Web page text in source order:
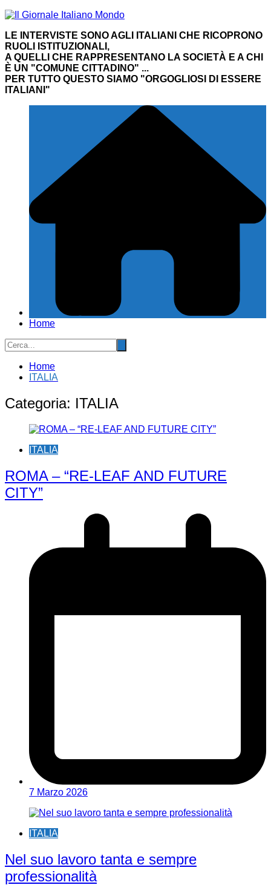
Salta
contenuto
LE INTERVISTE SONO AGLI ITALIANI CHE RICOPRONO
RUOLI ISTITUZIONALI,
A QUELLI CHE RAPPRESENTANO LA SOCIETÀ E A CHI
È UN "COMUNE CITTADINO" ...
PER TUTTO QUESTO SIAMO "ORGOGLIOSI DI ESSERE
ITALIANI"
Home
Home
ITALIA
Categoria: ITALIA
ITALIA
ROMA – “RE-LEAF AND FUTURE
CITY”
7 Marzo 2026
ITALIA
Nel suo lavoro tanta e sempre
professionalità